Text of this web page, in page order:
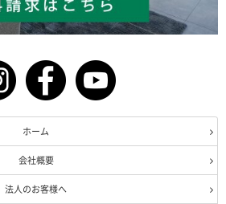
ホーム
会社概要
法人のお客様へ